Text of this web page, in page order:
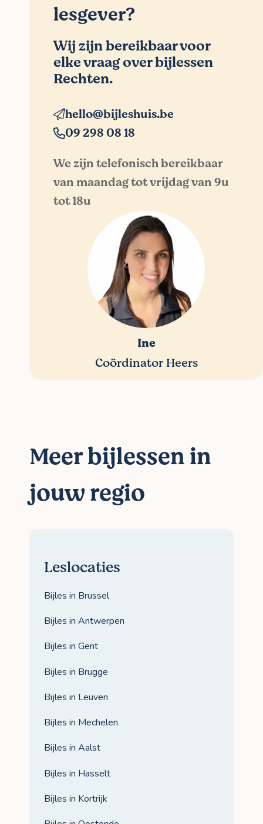
lesgever?
Wij zijn bereikbaar voor
elke vraag over bijlessen
Rechten.
hello@bijleshuis.be
09 298 08 18
We zijn telefonisch bereikbaar
van maandag tot vrijdag van 9u
tot 18u
Ine
Coördinator Heers
Meer bijlessen in
jouw regio
Leslocaties
Bijles in Brussel
Bijles in Antwerpen
Bijles in Gent
Bijles in Brugge
Bijles in Leuven
Bijles in Mechelen
Bijles in Aalst
Bijles in Hasselt
Bijles in Kortrijk